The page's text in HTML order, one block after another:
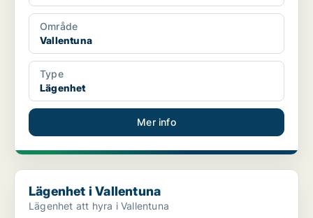
Område
Vallentuna
Type
Lägenhet
Mer info
Lägenhet i Vallentuna
Lägenhet i Vallentuna
Lägenhet att hyra i Vallentuna